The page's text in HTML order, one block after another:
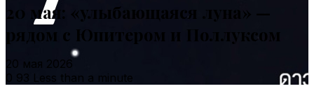
20 мая: «улыбающаяся луна» —
рядом с Юпитером и Поллуксом
20 мая 2026
0 93 Less than a minute